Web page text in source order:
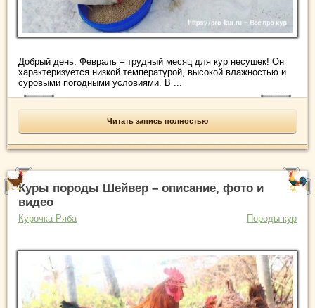
Добрый день. Февраль – трудный месяц для кур несушек! Он
характеризуется низкой температурой, высокой влажностью и
суровыми погодными условиями. В ...
Читать запись полностью
Куры породы Шейвер – описание, фото и
видео
Курочка Ряба Породы кур